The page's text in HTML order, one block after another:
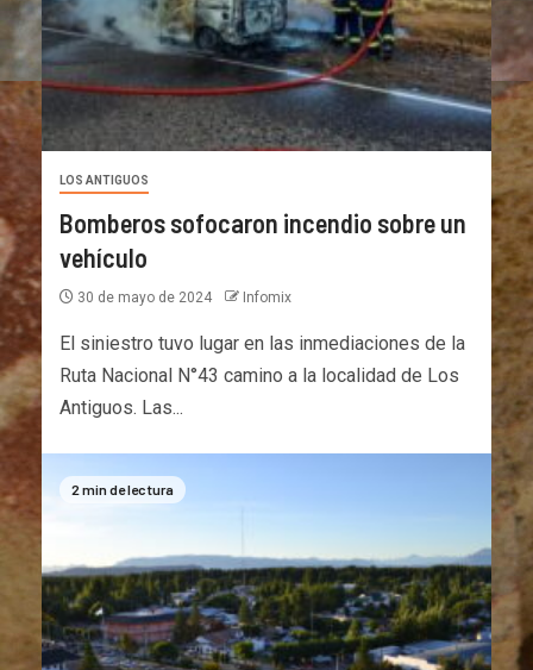
LOS ANTIGUOS
Bomberos sofocaron incendio sobre un
vehículo
30 de mayo de 2024 Infomix
El siniestro tuvo lugar en las inmediaciones de la
Ruta Nacional N°43 camino a la localidad de Los
Antiguos. Las...
2 min de lectura